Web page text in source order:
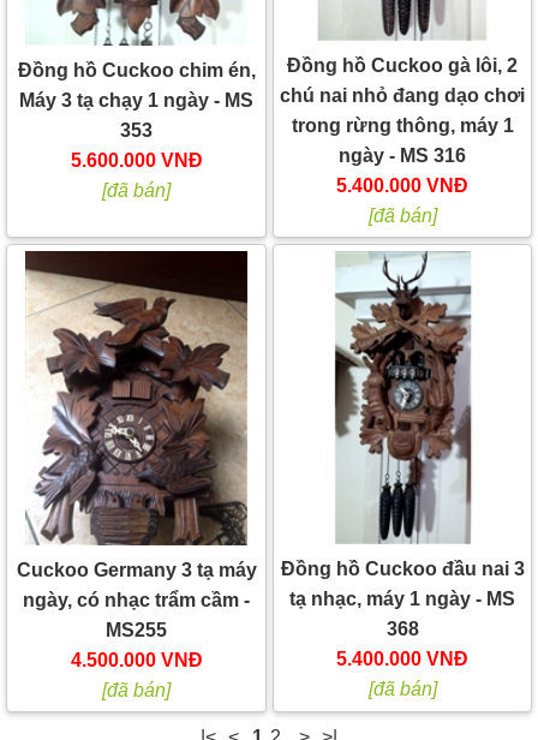
Đồng hồ Cuckoo chim én,
Máy 3 tạ chạy 1 ngày - MS
353
5.600.000 VNĐ
[đã bán]
Đồng hồ Cuckoo gà lôi, 2
chú nai nhỏ đang dạo chơi
trong rừng thông, máy 1
ngày - MS 316
5.400.000 VNĐ
[đã bán]
Cuckoo Germany 3 tạ máy
ngày, có nhạc trẩm cầm -
MS255
4.500.000 VNĐ
[đã bán]
Đồng hồ Cuckoo đầu nai 3
tạ nhạc, máy 1 ngày - MS
368
5.400.000 VNĐ
[đã bán]